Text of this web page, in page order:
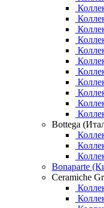
Bottega
Bonaparte
Ceramiche